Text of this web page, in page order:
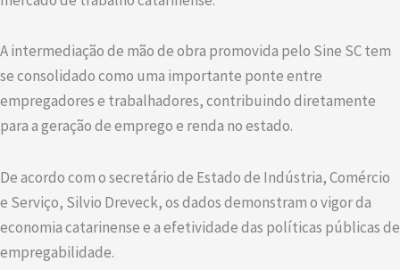
A intermediação de mão de obra promovida pelo Sine SC tem
se consolidado como uma importante ponte entre
empregadores e trabalhadores, contribuindo diretamente
para a geração de emprego e renda no estado.
De acordo com o secretário de Estado de Indústria, Comércio
e Serviço, Silvio Dreveck, os dados demonstram o vigor da
economia catarinense e a efetividade das políticas públicas de
empregabilidade.